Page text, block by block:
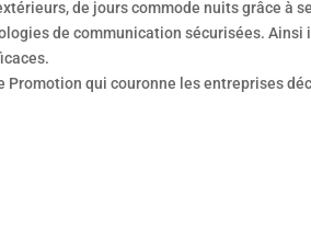
de jours commode nuits grâce à
de communication sécurisées. Ainsi
Promotion qui couronne les entreprises